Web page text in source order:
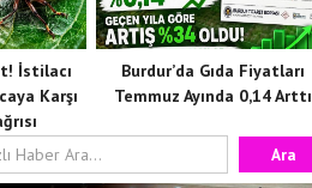
Burdur’da Gıda Fiyatları
Temmuz Ayında 0,14 Arttı
İstilacı
Karşı